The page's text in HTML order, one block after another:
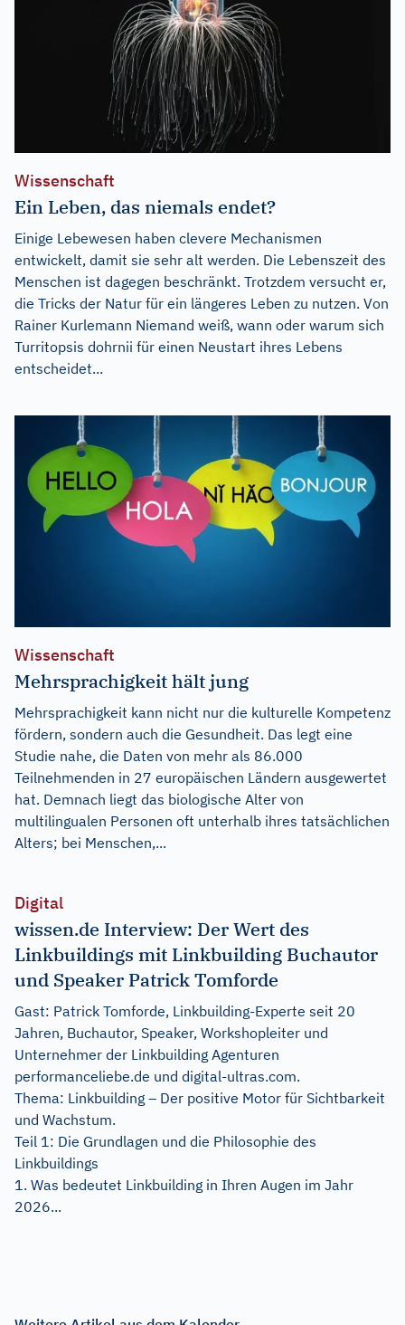
Wissenschaft
Ein Leben, das niemals endet?
Einige Lebewesen haben clevere Mechanismen
entwickelt, damit sie sehr alt werden. Die Lebenszeit des
Menschen ist dagegen beschränkt. Trotzdem versucht er,
die Tricks der Natur für ein längeres Leben zu nutzen. Von
Rainer Kurlemann Niemand weiß, wann oder warum sich
Turritopsis dohrnii für einen Neustart ihres Lebens
entscheidet...
Wissenschaft
Mehrsprachigkeit hält jung
Mehrsprachigkeit kann nicht nur die kulturelle Kompetenz
fördern, sondern auch die Gesundheit. Das legt eine
Studie nahe, die Daten von mehr als 86.000
Teilnehmenden in 27 europäischen Ländern ausgewertet
hat. Demnach liegt das biologische Alter von
multilingualen Personen oft unterhalb ihres tatsächlichen
Alters; bei Menschen,...
Digital
wissen.de Interview: Der Wert des
Linkbuildings mit Linkbuilding Buchautor
und Speaker Patrick Tomforde
Gast: Patrick Tomforde, Linkbuilding-Experte seit 20
Jahren, Buchautor, Speaker, Workshopleiter und
Unternehmer der Linkbuilding Agenturen
performanceliebe.de und digital-ultras.com.
Thema: Linkbuilding – Der positive Motor für Sichtbarkeit
und Wachstum.
Teil 1: Die Grundlagen und die Philosophie des
Linkbuildings
1. Was bedeutet Linkbuilding in Ihren Augen im Jahr
2026...